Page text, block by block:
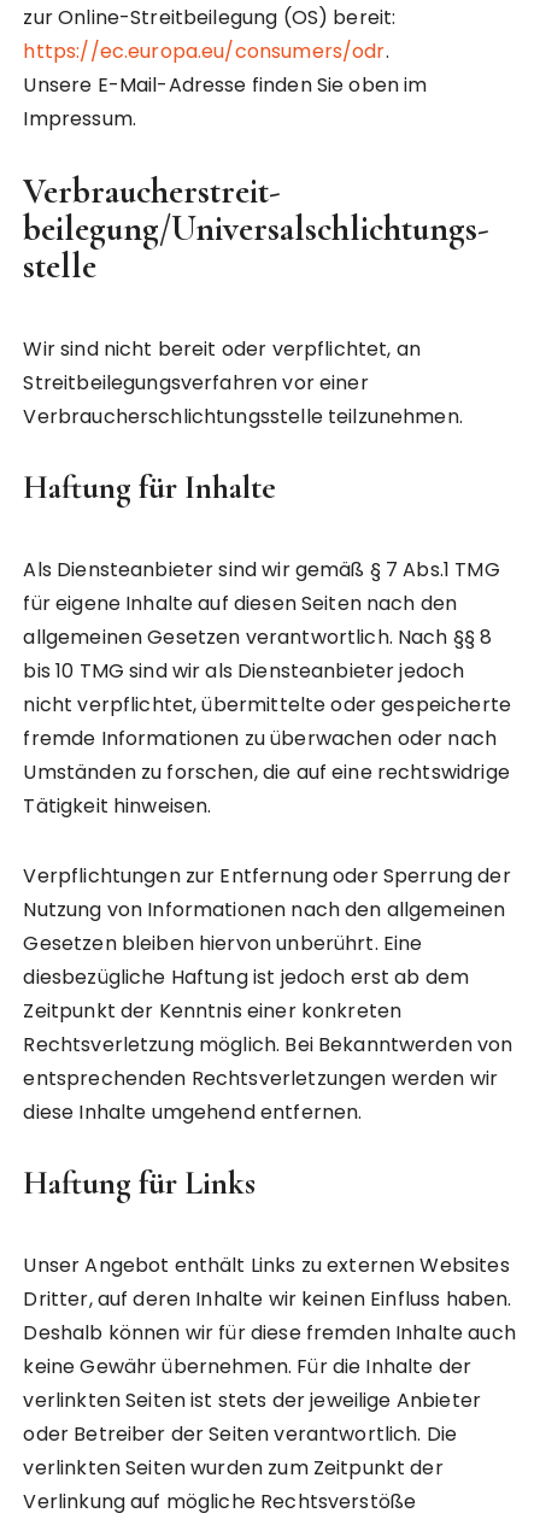
zur Online-Streitbeilegung (OS) bereit:
https://ec.europa.eu/consumers/odr.
Unsere E-Mail-Adresse finden Sie oben im
Impressum.
Verbraucher­streit­
beilegung/Universal­schlichtungs­
stelle
Wir sind nicht bereit oder verpflichtet, an
Streitbeilegungsverfahren vor einer
Verbraucherschlichtungsstelle teilzunehmen.
Haftung für Inhalte
Als Diensteanbieter sind wir gemäß § 7 Abs.1 TMG
für eigene Inhalte auf diesen Seiten nach den
allgemeinen Gesetzen verantwortlich. Nach §§ 8
bis 10 TMG sind wir als Diensteanbieter jedoch
nicht verpflichtet, übermittelte oder gespeicherte
fremde Informationen zu überwachen oder nach
Umständen zu forschen, die auf eine rechtswidrige
Tätigkeit hinweisen.
Verpflichtungen zur Entfernung oder Sperrung der
Nutzung von Informationen nach den allgemeinen
Gesetzen bleiben hiervon unberührt. Eine
diesbezügliche Haftung ist jedoch erst ab dem
Zeitpunkt der Kenntnis einer konkreten
Rechtsverletzung möglich. Bei Bekanntwerden von
entsprechenden Rechtsverletzungen werden wir
diese Inhalte umgehend entfernen.
Haftung für Links
Unser Angebot enthält Links zu externen Websites
Dritter, auf deren Inhalte wir keinen Einfluss haben.
Deshalb können wir für diese fremden Inhalte auch
keine Gewähr übernehmen. Für die Inhalte der
verlinkten Seiten ist stets der jeweilige Anbieter
oder Betreiber der Seiten verantwortlich. Die
verlinkten Seiten wurden zum Zeitpunkt der
Verlinkung auf mögliche Rechtsverstöße